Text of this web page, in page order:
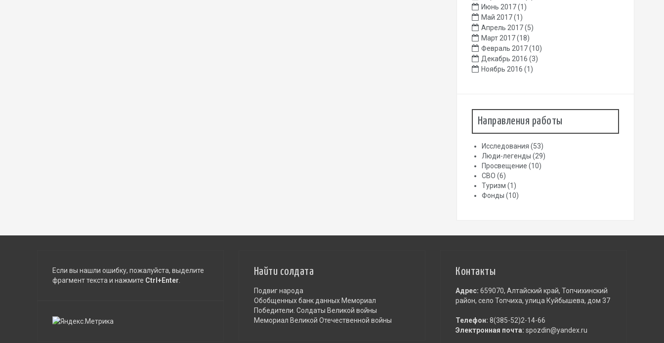
Июнь 2017(1)
Май 2017(1)
Апрель 2017(5)
Март 2017(18)
Февраль 2017(10)
Декабрь 2016 (3)
Ноябрь 2016 (1)
Направления работы
Исследования (53)
Люди-легенды (29)
Просвещение (10)
СВО (6)
Туризм (1)
Фонды (10)
Если вы нашли ошибку, пожалуйста, выделите
фрагмент текста и нажмите Ctrl+Enter
Найти солдата
Подвиг народа
Обобщенных банк данных Мемориал
Победители. Солдаты Великой войны
Мемориал Великой Отечественной войны
Контакты
Адрес: 659070, Алтайский край, Топчихинский
район, село Топчиха, улица Куйбышева, дом 37
Телефон: 8(385-52)2-14-66
Электронная почта: spozdin@yandex.ru